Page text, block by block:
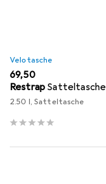
Velotasche
EUR
69,50
Restrap Satteltasche
2.50 l, Satteltasche